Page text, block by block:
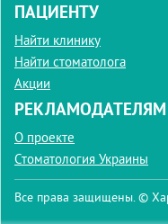
ПАЦИЕНТУ
Найти клинику
Найти стоматолога
Акции
РЕКЛАМОДАТЕЛЯМ
О проекте
Стоматология Украины
Все права защищены. ©